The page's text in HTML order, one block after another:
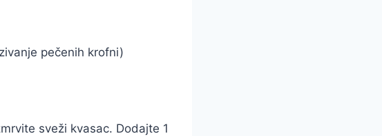
pečenih krofni)
sveži kvasac. Dodajte 1